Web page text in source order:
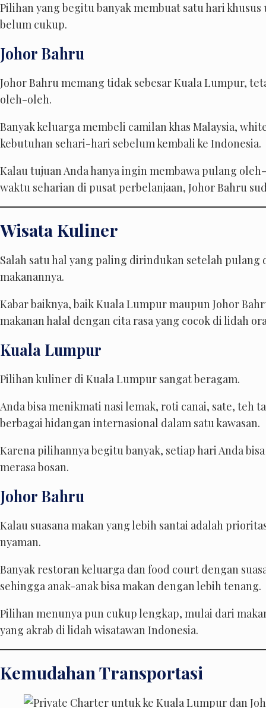
Pilihan yang begitu banyak membuat satu hari
belum cukup.
Johor Bahru
Johor Bahru memang tidak sebesar Kuala Lumpur,
oleh-oleh.
Banyak keluarga membeli camilan khas Malaysia,
kebutuhan sehari-hari sebelum kembali ke Indonesia.
Kalau tujuan Anda hanya ingin membawa pulang
waktu seharian di pusat perbelanjaan, Johor Bahru
Wisata Kuliner
Salah satu hal yang paling dirindukan setelah pulang
makanannya.
Kabar baiknya, baik Kuala Lumpur maupun Johor
makanan halal dengan cita rasa yang cocok di lidah
Kuala Lumpur
Pilihan kuliner di Kuala Lumpur sangat beragam.
Anda bisa menikmati nasi lemak, roti canai, sate, teh
berbagai hidangan internasional dalam satu kawasan.
Karena pilihannya begitu banyak, setiap hari Anda
merasa bosan.
Johor Bahru
Kalau suasana makan yang lebih santai adalah
nyaman.
Banyak restoran keluarga dan food court dengan
sehingga anak-anak bisa makan dengan lebih tenang.
Pilihan menunya pun cukup lengkap, mulai dari
yang akrab di lidah wisatawan Indonesia.
Kemudahan Transportasi